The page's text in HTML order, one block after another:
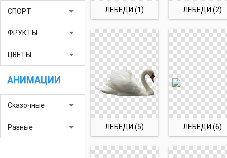
СПОРТ arrow_drop_down
ФРУКТЫ arrow_drop_down
ЦВЕТЫ arrow_drop_down
АНИМАЦИИ
Сказочные arrow_drop_down
Разные arrow_drop_down
ЛЕБЕДИ (1) ЛЕБЕДИ (2)
ЛЕБЕДИ (5) ЛЕБЕДИ (6)